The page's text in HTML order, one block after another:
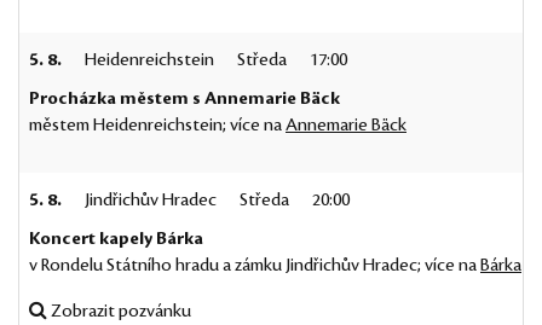
5. 8. Heidenreichstein Středa
17:00
Procházka městem s Annemarie Bäck
městem Heidenreichstein; více naAnnemarie Bäck
5. 8. Jindřichův Hradec Středa
20:00
Koncert kapely Bárka
v Rondelu Státního hradu a zámku Jindřichův Hradec; více na Bárka
Zobrazit pozvánku